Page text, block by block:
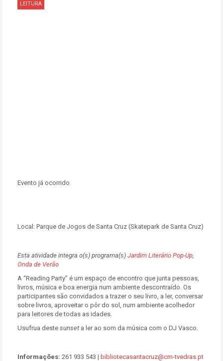
LEITURA
Evento já ocorrido
Local: Parque de Jogos de Santa Cruz (Skatepark de Santa Cruz)
Esta atividade integra o(s) programa(s) Jardim Literário Pop-Up,
Onda de Verão
A “Reading Party” é um espaço de encontro que junta pessoas,
livros, música e boa energia num ambiente descontraído. Os
participantes são convidados a trazer o seu livro, a ler, conversar
sobre livros, aproveitar o pôr do sol, num ambiente acolhedor
para leitores de todas as idades.
Usufrua deste sunset a ler ao som da música com o DJ Vasco.
Informações: 261 933 543 | bibliotecasantacruz@cm-tvedras.pt